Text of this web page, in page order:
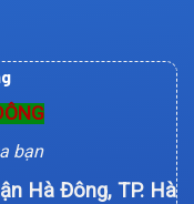
bạn
Hà Đông, TP. Hà